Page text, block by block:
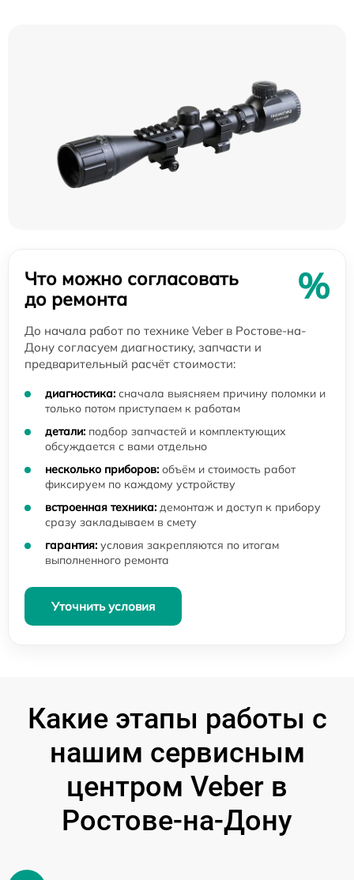
Что можно согласовать
до ремонта
%
До начала работ по технике Veber в Ростове-на-
Дону согласуем диагностику, запчасти и
предварительный расчёт стоимости:
диагностика: сначала выясняем причину поломки и
только потом приступаем к работам
детали: подбор запчастей и комплектующих
обсуждается с вами отдельно
несколько приборов: объём и стоимость работ
фиксируем по каждому устройству
встроенная техника: демонтаж и доступ к прибору
сразу закладываем в смету
гарантия: условия закрепляются по итогам
выполненного ремонта
Уточнить условия
Какие этапы работы с
нашим сервисным
центром Veber в
Ростове-на-Дону